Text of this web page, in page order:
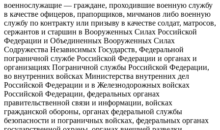
военнослужащие — граждане, проходившие военную службу
в качестве офицеров, прапорщиков, мичманов либо военную
службу по контракту или призыву в качестве солдат, матросов,
сержантов и старшин в Вооруженных Силах Российской
Федерации и Объединенных Вооруженных Силах
Содружества Независимых Государств, Федеральной
пограничной службе Российской Федерации и органах и
организациях Пограничной службы Российской Федерации,
во внутренних войсках Министерства внутренних дел
Российской Федерации и в Железнодорожных войсках
Российской Федерации, федеральных органах
правительственной связи и информации, войсках
гражданской обороны, органах федеральной службы
безопасности и пограничных войсках, федеральных органах